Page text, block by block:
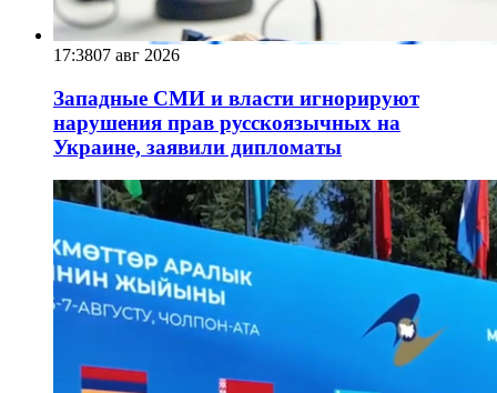
17:3807 авг 2026
Западные СМИ и власти игнорируют
нарушения прав русскоязычных на
Украине, заявили дипломаты